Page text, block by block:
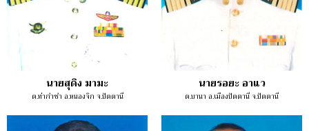
นายสุดิง มามะ
ต.ท่ากำชำ อ.หนองจิก จ.ปัตตานี
นายรอยะ อาแว
ต.บานา อ.เมืองปัตตานี จ.ปัตตานี